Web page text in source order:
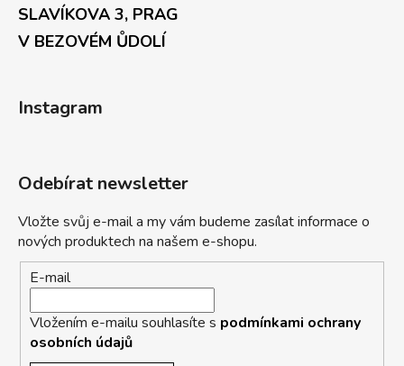
SLAVÍKOVA 3, PRAG
V BEZOVÉM ŮDOLÍ
Instagram
Odebírat newsletter
Vložte svůj e-mail a my vám budeme zasílat informace o
nových produktech na našem e-shopu.
E-mail
Vložením e-mailu souhlasíte s podmínkami ochrany
osobních údajů